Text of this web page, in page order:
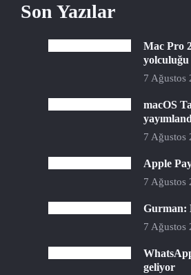
Son Yazılar
Mac Pro
yolculuğu
7 Ağustos
macOS
7 Ağustos
Apple
7 Ağustos
Gurman:
7 Ağustos
geliyor